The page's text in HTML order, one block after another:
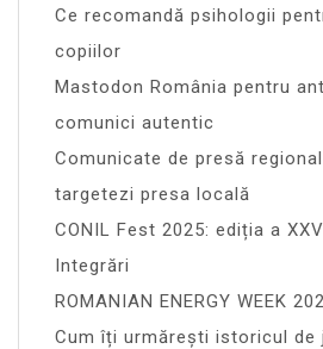
Ce recomandă psihologii
copiilor
Mastodon România pentru
comunici autentic
Comunicate de presă
targetezi presa locală
CONIL Fest 2025: ediția a
Integrări
ROMANIAN ENERGY WEEK
Cum îți urmărești istoricul de